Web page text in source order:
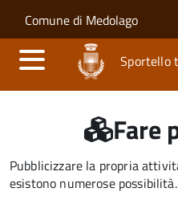
Salta al contenuto
Skip to site navigation
Comune di Medolago
Sportello
Fare
Pubblicizzare la propria
esistono numerose possibilità.